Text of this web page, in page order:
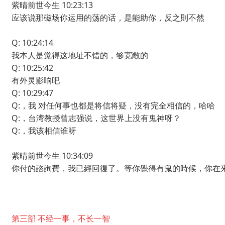
紫晴前世今生 10:23:13
应该说那磁场你运用的荡的话，是能助你，反之則不然
Q: 10:24:14
我本人是觉得这地址不错的，够宽敞的
Q: 10:25:42
有外灵影响吧
Q: 10:29:47
Q:，我 对任何事也都是将信将疑，没有完全相信的，哈哈
Q:，台湾教授曾志强说， 这世界上没有鬼神呀？
Q:，我该相信谁呀
紫晴前世今生 10:34:09
你付的諮詢費，我已經回復了。 等你覺得有鬼的時候，你在
第三部 不经一事，不长一智